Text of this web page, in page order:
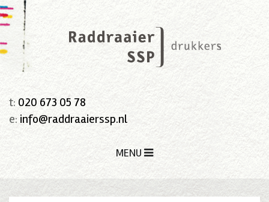
t: 020 673 05 78
e: info@raddraaierssp.nl
MENU